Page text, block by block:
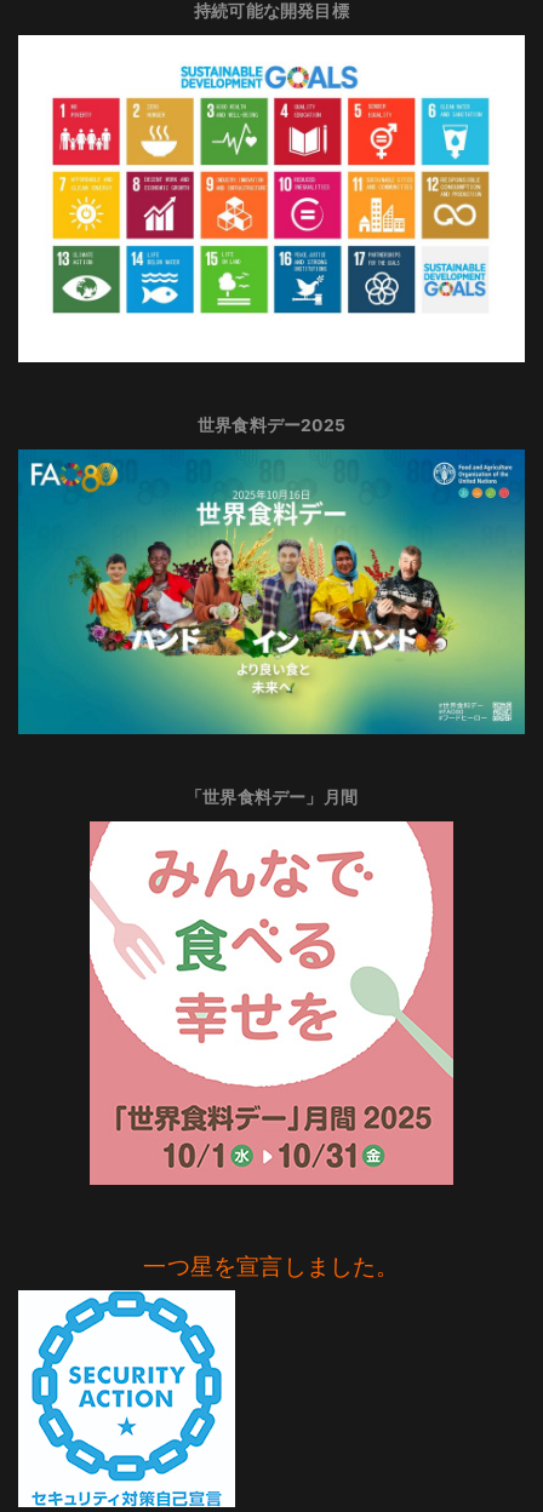
持続可能な開発目標
世界食料デー2025
「世界食料デー」月間
一つ星を宣言しました。